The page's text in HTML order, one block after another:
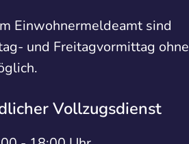
Einwohnermeldeamt sind
und Freitagvormittag ohne
Vollzugsdienst